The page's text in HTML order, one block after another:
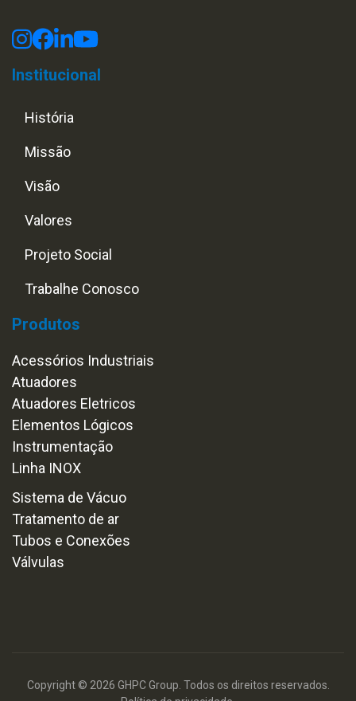
Institucional
História
Missão
Visão
Valores
Projeto Social
Trabalhe Conosco
Produtos
Acessórios Industriais
Atuadores
Atuadores Eletricos
Elementos Lógicos
Instrumentação
Linha INOX
Sistema de Vácuo
Tratamento de ar
Tubos e Conexões
Válvulas
Copyright © 2026 GHPC Group. Todos os direitos reservados.